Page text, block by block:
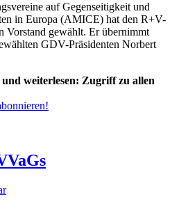
auf Gegenseitigkeit und
in Europa (AMICE) hat den R+V-
Vorstand gewählt. Er übernimmt
GDV-Präsidenten Norbert
weiterlesen: Zugriff zu allen